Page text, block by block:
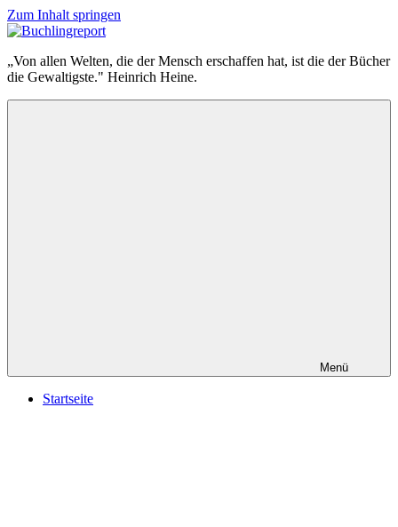
Zum Inhalt springen
Buchlingreport
„Von allen Welten, die der Mensch erschaffen hat, ist die der Bücher
die Gewaltigste." Heinrich Heine.
Menü
Startseite